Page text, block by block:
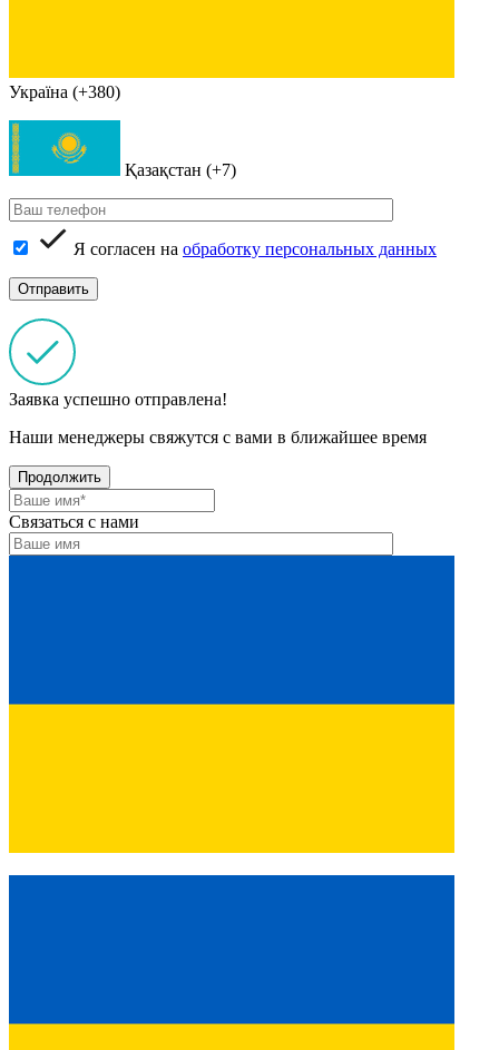
Україна (+380)
Қазақстан (+7)
Я согласен на обработку персональных данных
Заявка успешно отправлена!
Наши менеджеры свяжутся с вами в ближайшее время
Продолжить
Связаться с нами